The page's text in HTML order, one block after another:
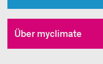
Über myclimate